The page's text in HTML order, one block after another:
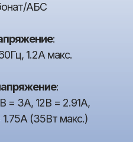
АБС
:
1.2A макс.
:
= 3А, 12В = 2.91А,
(35Вт макс.)